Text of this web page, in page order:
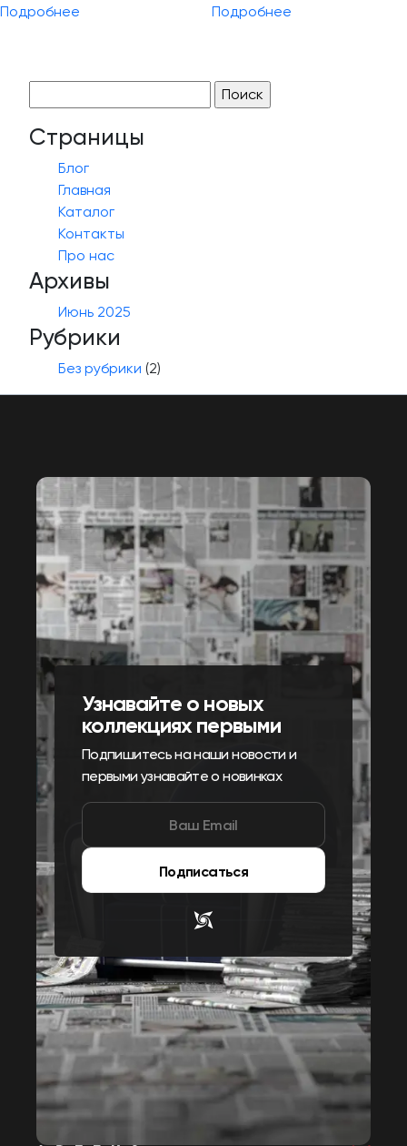
Подробнее Подробнее
Страницы
Блог
Главная
Каталог
Контакты
Про нас
Архивы
Июнь 2025
Рубрики
Без рубрики (2)
Узнавайте о новых
коллекциях первыми
Подпишитесь на наши новости и
первыми узнавайте о новинках
Подписаться